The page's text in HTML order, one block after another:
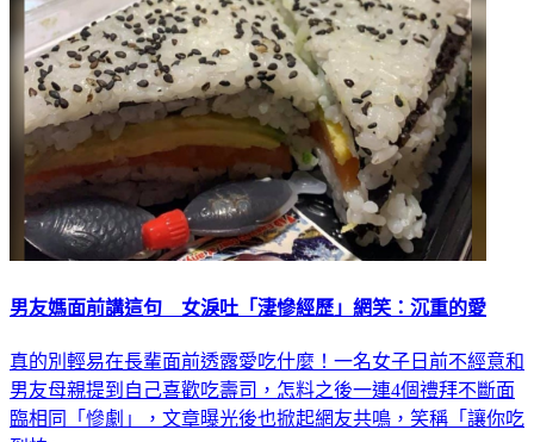
男友媽面前講這句 女淚吐「淒慘經歷」網笑：沉重的愛
真的別輕易在長輩面前透露愛吃什麼！一名女子日前不經意和
男友母親提到自己喜歡吃壽司，怎料之後一連4個禮拜不斷面
臨相同「慘劇」，文章曝光後也掀起網友共鳴，笑稱「讓你吃